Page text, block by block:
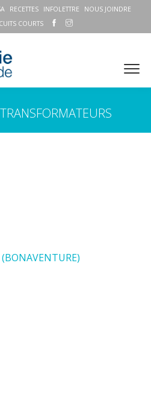
RECETTES INFOLETTRE
NOUS JOINDRE
COURTS